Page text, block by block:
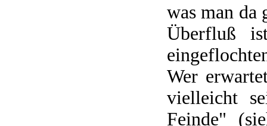
was man da
Überfluß
Wer
vielleicht
Feinde"